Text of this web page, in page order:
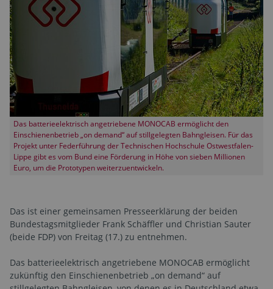
Das batterieelektrisch angetriebene MONOCAB ermöglicht den
Einschienenbetrieb „on demand“ auf stillgelegten Bahngleisen. Für das
Projekt unter Federführung der Technischen Hochschule Ostwestfalen-
Lippe gibt es vom Bund eine Förderung in Höhe von sieben Millionen
Euro, um die Prototypen weiterzuentwickeln.
Das ist einer gemeinsamen Presseerklärung der beiden
Bundestagsmitglieder Frank Schäffler und Christian Sauter
(beide FDP) von Freitag (17.) zu entnehmen.
Das batterieelektrisch angetriebene MONOCAB ermöglicht
zukünftig den Einschienenbetrieb „on demand“ auf